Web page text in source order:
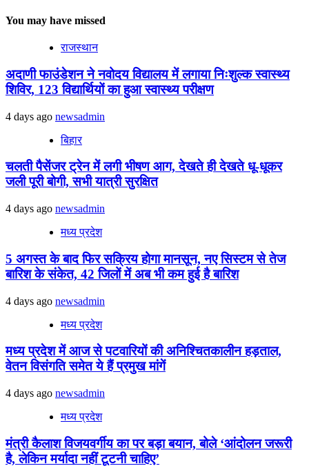
You may have missed
राजस्थान
अदाणी फाउंडेशन ने नवोदय विद्यालय में लगाया निःशुल्क स्वास्थ्य
शिविर, 123 विद्यार्थियों का हुआ स्वास्थ्य परीक्षण
4 days ago newsadmin
बिहार
चलती पैसेंजर ट्रेन में लगी भीषण आग, देखते ही देखते धू-धूकर
जली पूरी बोगी, सभी यात्री सुरक्षित
4 days ago newsadmin
मध्य प्रदेश
5 अगस्त के बाद फिर सक्रिय होगा मानसून, नए सिस्टम से तेज
बारिश के संकेत, 42 जिलों में अब भी कम हुई है बारिश
4 days ago newsadmin
मध्य प्रदेश
मध्य प्रदेश में आज से पटवारियों की अनिश्चितकालीन हड़ताल,
वेतन विसंगति समेत ये हैं प्रमुख मांगें
4 days ago newsadmin
मध्य प्रदेश
मंत्री कैलाश विजयवर्गीय का पर बड़ा बयान, बोले ‘आंदोलन जरूरी
है, लेकिन मर्यादा नहीं टूटनी चाहिए’